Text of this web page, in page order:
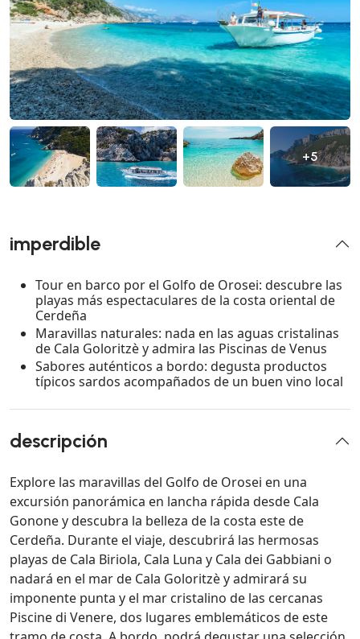
+5
imperdible
Tour en barco por el Golfo de Orosei: descubre las
playas más espectaculares de la costa oriental de
Cerdeña
Maravillas naturales: nada en las aguas cristalinas
de Cala Goloritzè y admira las Piscinas de Venus
Sabores auténticos a bordo: degusta productos
típicos sardos acompañados de un buen vino local
descripción
Explore las maravillas del Golfo de Orosei en una
excursión panorámica en lancha rápida desde Cala
Gonone y descubra la belleza de la costa este de
Cerdeña. Durante el viaje, descubrirá las hermosas
playas de Cala Biriola, Cala Luna y Cala dei Gabbiani o
nadará en el mar de Cala Goloritzè y admirará su
imponente punta y el mar cristalino de las cercanas
Piscine di Venere, dos lugares emblemáticos de este